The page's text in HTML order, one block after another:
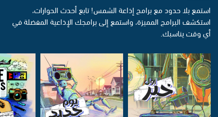
استمع بلا حدود مع برامج إذاعة الشمس! تابع أحدث الحوارات،
استكشف البرامج المميزة، واستمع إلى برامجك الإذاعية المفضلة في
أي وقت يناسبك.